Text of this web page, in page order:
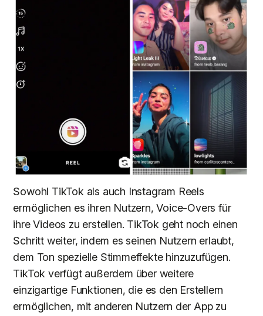
Sowohl TikTok als auch Instagram Reels
ermöglichen es ihren Nutzern, Voice-Overs für
ihre Videos zu erstellen. TikTok geht noch einen
Schritt weiter, indem es seinen Nutzern erlaubt,
dem Ton spezielle Stimmeffekte hinzuzufügen.
TikTok verfügt außerdem über weitere
einzigartige Funktionen, die es den Erstellern
ermöglichen, mit anderen Nutzern der App zu